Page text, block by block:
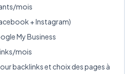
mois
+ Instagram)
My Business
mois
backlinks et choix des pages à